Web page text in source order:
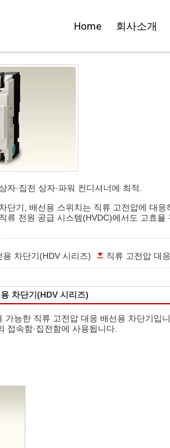
Home 회사소개
퓨즈 차단기/노퓨즈 스위치
자·집전 상자·파워 컨디셔너에 최적.
단기, 배선용 스위치는 직류 고전압에 대
류 전원 공급 시스템(HVDC)에서도 고효율
차단기(HDV 시리즈) 직류 고전압 대
차단기(HDV 시리즈)
가능한 직류 고전압 대응 배선용 차단기입니
접속함·집전함에 사용됩니다.